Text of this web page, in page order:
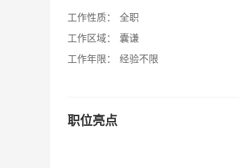
工作性质：
全职
工作区域：
囊谦
工作年限：
经验不限
职位亮点